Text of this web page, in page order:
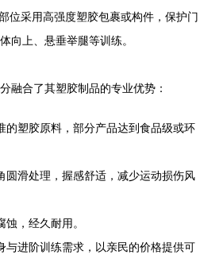
位采用高强度塑胶包裹或构件，保护门
向上、悬垂举腿等训练。
融合了其塑胶制品的专业优势：
的塑胶原料，部分产品达到食品级或环
圆滑处理，握感舒适，减少运动损伤风
，经久耐用。
与进阶训练需求，以亲民的价格提供可